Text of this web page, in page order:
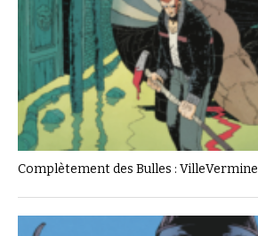
Complètement des Bulles : VilleVermine